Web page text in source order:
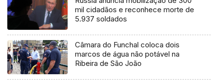
mil cidadãos e reconhece morte de
5.937 soldados
Câmara do Funchal coloca dois
marcos de água não potável na
Ribeira de São João